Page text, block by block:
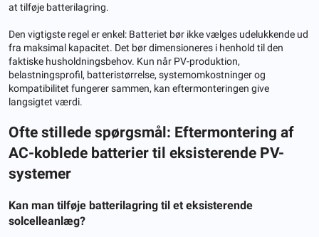
at tilføje batterilagring.
Den vigtigste regel er enkel: Batteriet bør ikke vælges udelukkende ud
fra maksimal kapacitet. Det bør dimensioneres i henhold til den
faktiske husholdningsbehov. Kun når PV-produktion,
belastningsprofil, batteristørrelse, systemomkostninger og
kompatibilitet fungerer sammen, kan eftermonteringen give
langsigtet værdi.
Ofte stillede spørgsmål: Eftermontering af
AC-koblede batterier til eksisterende PV-
systemer
Kan man tilføje batterilagring til et eksisterende
solcelleanlæg?